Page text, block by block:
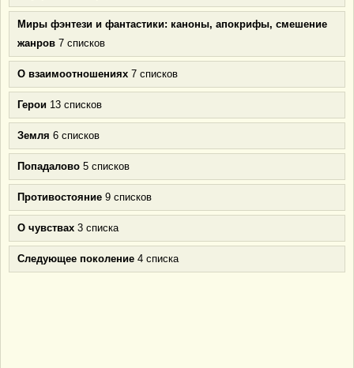
Миры фэнтези и фантастики: каноны, апокрифы, смешение
жанров 7 списков
О взаимоотношениях 7 списков
Герои 13 списков
Земля 6 списков
Попадалово 5 списков
Противостояние 9 списков
О чувствах 3 списка
Следующее поколение 4 списка